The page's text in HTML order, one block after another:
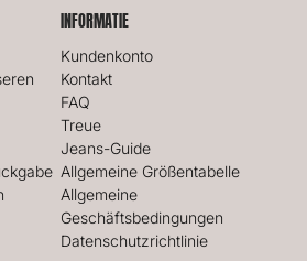
INFORMATIE
Kundenkonto
Kontakt
FAQ
Treue
Jeans-Guide
Allgemeine Größentabelle
Allgemeine
Geschäftsbedingungen
Datenschutzrichtlinie